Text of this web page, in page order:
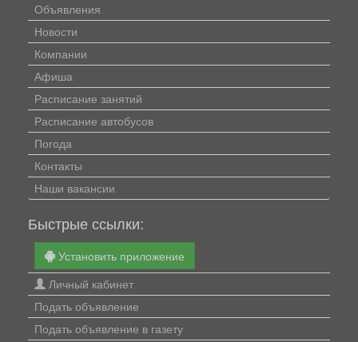
Объявления
Новости
Компании
Афиша
Расписание занятий
Расписание автобусов
Погода
Контакты
Наши вакансии
Быстрые ссылки:
Установить приложение
Личный кабинет
Подать объявление
Подать объявление в газету